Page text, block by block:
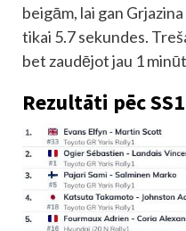
beigām, lai gan
tikai 5.7 sekundes.
bet zaudējot jau 1
Rezultāti pēc